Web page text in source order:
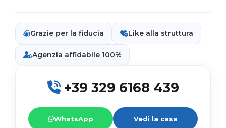
Grazie per la fiducia Like alla struttura
Agenzia affidabile 100%
+39 329 6168 439
WhatsApp Vedi la casa